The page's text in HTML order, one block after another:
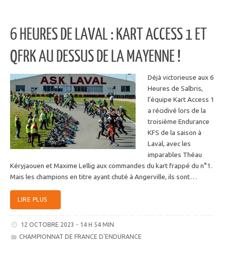
6 HEURES DE LAVAL : KART ACCESS 1 ET
QFRK AU DESSUS DE LA MAYENNE !
Déjà victorieuse aux 6
Heures de Salbris,
l’équipe Kart Access 1
a récidivé lors de la
troisième Endurance
KFS de la saison à
Laval, avec les
imparables Théau
Kéryjaouen et Maxime Lellig aux commandes du kart frappé du n°1.
Mais les champions en titre ayant chuté à Angerville, ils sont…
LIRE PLUS
12 OCTOBRE 2023 - 14 H 54 MIN
CHAMPIONNAT DE FRANCE D'ENDURANCE